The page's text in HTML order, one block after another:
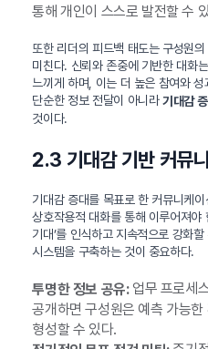
통해 개인이 스스로 발전할 수
또한 리더의 피드백 태도는 구성원
미친다. 신뢰와 존중에 기반한 대화
느끼게 하며, 이는 더 높은 참여와
단순한 정보 전달이 아니라기대감
것이다.
2.3 기대감 기반 커뮤
기대감 증대를 목표로 한 커뮤니케이
상호작용적 대화를 통해 이루어져야
기대’를 인식하고 지속적으로 강화
시스템을 구축하는 것이 중요하다.
투명한 정보 공유:업무 프로세
공개하면 구성원은 예측 가능
형성할 수 있다.